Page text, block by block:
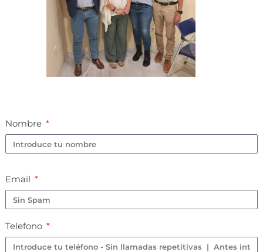
Nombre
Email
Telefono